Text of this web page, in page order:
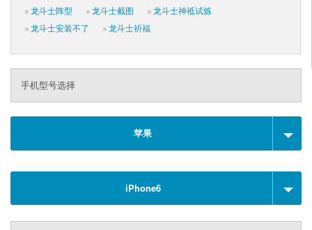
龙斗士阵型
龙斗士截图
龙斗士神祗试炼
龙斗士安装不了
龙斗士祈福
手机型号选择
苹果
iPhone6